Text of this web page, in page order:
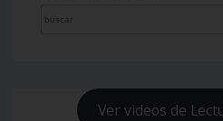
Ver videos de